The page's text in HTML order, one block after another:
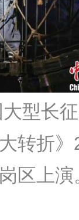
型长
转折》
区上演